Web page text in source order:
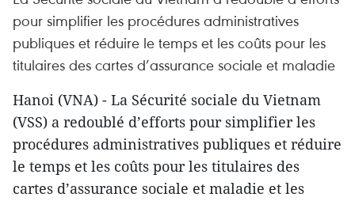
pour simplifier les procédures administratives
publiques et réduire le temps et les coûts pour les
titulaires des cartes d’assurance sociale et maladie
Hanoi (VNA) - La Sécurité sociale du Vietnam
(VSS) a redoublé d’efforts pour simplifier les
procédures administratives publiques et réduire
le temps et les coûts pour les titulaires des
cartes d’assurance sociale et maladie et les